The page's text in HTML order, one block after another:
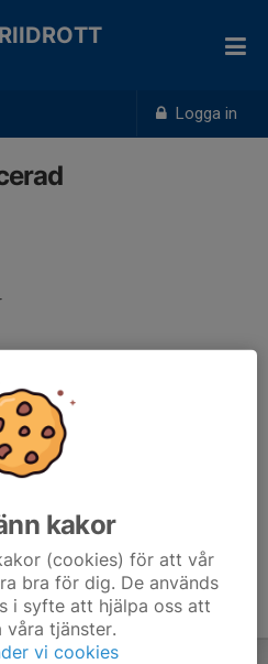
Logga in
kakor
(cookies) för att vår
bra för dig. De används
i syfte att hjälpa oss att
tjänster.
vi cookies